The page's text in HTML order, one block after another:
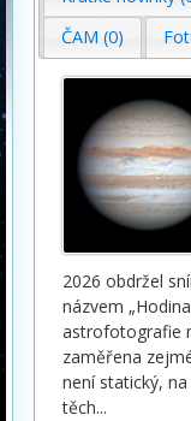
ČAM (0)
2026 obdržel
názvem
astrofotografie
zaměřena
není statický,
těch...